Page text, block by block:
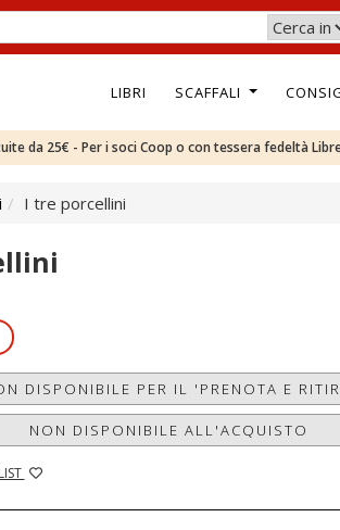
LIBRI SCAFFALI
da 25€ - Per i soci Coop o con tessera fedeltà
I tre porcellini
DISPONIBILE PER IL 'PRENOTA E
NON DISPONIBILE ALL'ACQUISTO